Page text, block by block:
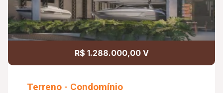
R$ 1.288.000,00 V
Terreno - Condomínio